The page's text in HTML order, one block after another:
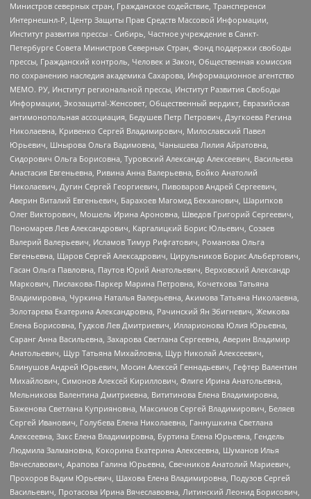
Министров северных стран, Гражданское содействие, Трансперенси
Интернешнл-Р, Центр Защиты Прав Средств Массовой Информации,
Институт развития прессы - Сибирь, Частное учреждение в Санкт-
Петербурге Совета Министров Северных Стран, Фонд поддержки свободы
прессы, Гражданский контроль, Человек и Закон, Общественная комиссия
по сохранению наследия академика Сахарова, Информационное агентство
МЕМО. РУ, Институт региональной прессы, Институт Развития Свободы
Информации, Экозащита!-Женсовет, Общественный вердикт, Евразийская
антимонопольная ассоциация, Бедушев Петр Петрович, Дзугкоева Регина
Николаевна, Кривенко Сергей Владимирович, Милославский Павел
Юрьевич, Шнырова Ольга Вадимовна, Чанышева Лилия Айратовна,
Сидорович Ольга Борисовна, Туровский Александр Алексеевич, Васильева
Анастасия Евгеньевна, Ривина Анна Валерьевна, Бойко Анатолий
Николаевич, Дугин Сергей Георгиевич, Пивоваров Андрей Сергеевич,
Аверин Виталий Евгеньевич, Барахоев Магомед Бекханович, Шарипков
Олег Викторович, Мошель Ирина Ароновна, Шведов Григорий Сергеевич,
Пономарев Лев Александрович, Каргалицкий Борис Юльевич, Созаев
Валерий Валерьевич, Исламов Тимур Рифгатович, Романова Ольга
Евгеньевна, Щаров Сергей Алексадрович, Цирульников Борис Альбертович,
Гасан Ольга Павловна, Паутов Юрий Анатольевич, Верховский Александр
Маркович, Пислакова-Паркер Марина Петровна, Кочеткова Татьяна
Владимировна, Чуркина Наталья Валерьевна, Акимова Татьяна Николаевна,
Золотарева Екатерина Александровна, Рачинский Ян Збигневич, Жемкова
Елена Борисовна, Гудков Лев Дмитриевич, Илларионова Юлия Юрьевна,
Саранг Анна Васильевна, Захарова Светлана Сергеевна, Аверин Владимир
Анатольевич, Щур Татьяна Михайловна, Щур Николай Алексеевич,
Блинушов Андрей Юрьевич, Мосин Алексей Геннадьевич, Гефтер Валентин
Михайлович, Симонов Алексей Кириллович, Флиге Ирина Анатольевна,
Мельникова Валентина Дмитриевна, Вититинова Елена Владимировна,
Баженова Светлана Куприяновна, Максимов Сергей Владимирович, Беляев
Сергей Иванович, Голубева Елена Николаевна, Ганнушкина Светлана
Алексеевна, Закс Елена Владимировна, Буртина Елена Юрьевна, Гендель
Людмила Залмановна, Кокорина Екатерина Алексеевна, Шуманов Илья
Вячеславович, Арапова Галина Юрьевна, Свечников Анатолий Мариевич,
Прохоров Вадим Юрьевич, Шахова Елена Владимировна, Подузов Сергей
Васильевич, Протасова Ирина Вячеславовна, Литинский Леонид Борисович,